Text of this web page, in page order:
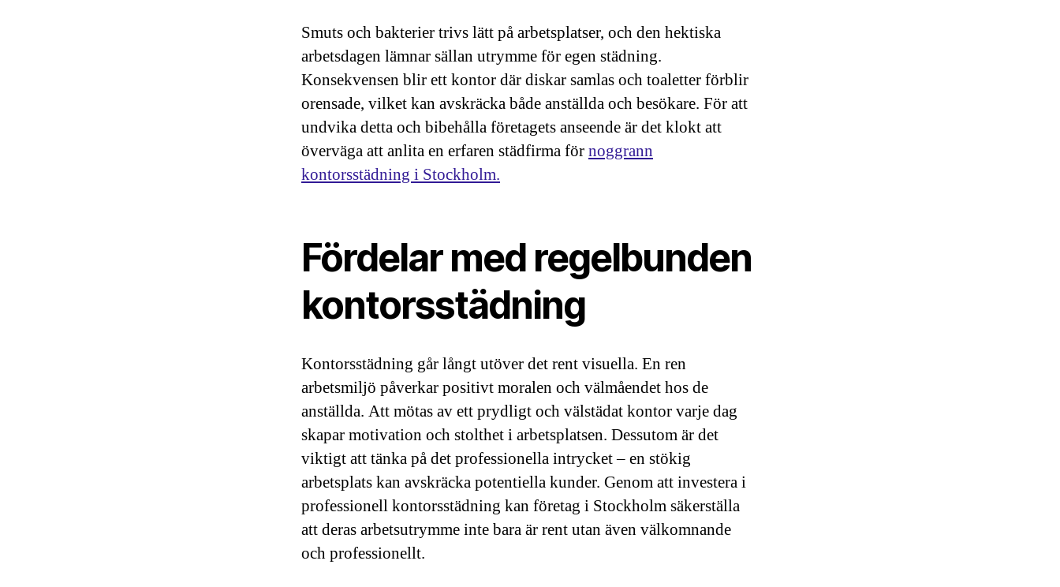
Smuts och bakterier trivs lätt på arbetsplatser, och den hektiska
arbetsdagen lämnar sällan utrymme för egen städning.
Konsekvensen blir ett kontor där diskar samlas och toaletter förblir
orensade, vilket kan avskräcka både anställda och besökare. För att
undvika detta och bibehålla företagets anseende är det klokt att
överväga att anlita en erfaren städfirma förnoggrann
kontorsstädning i Stockholm.
Fördelar med regelbunden
kontorsstädning
Kontorsstädning går långt utöver det rent visuella. En ren
arbetsmiljö påverkar positivt moralen och välmåendet hos de
anställda. Att mötas av ett prydligt och välstädat kontor varje dag
skapar motivation och stolthet i arbetsplatsen. Dessutom är det
viktigt att tänka på det professionella intrycket – en stökig
arbetsplats kan avskräcka potentiella kunder. Genom att investera i
professionell kontorsstädning kan företag i Stockholm säkerställa
att deras arbetsutrymme inte bara är rent utan även välkomnande
och professionellt.